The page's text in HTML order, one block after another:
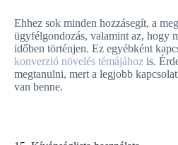
Ehhez sok minden hozzásegít, a
ügyfélgondozás, valamint az, hogy
időben történjen. Ez egyébként
konverzió növelés témájához is.
megtanulni, mert a legjobb
van benne.